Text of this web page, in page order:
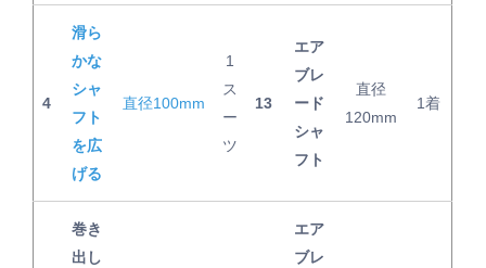
4
滑ら
かな
シャ
フト
を広
げる
直径100mm
1
ス
ー
ツ
13
エア
ブレ
ード
シャ
フト
直径
120mm
1着
巻き
出し
エア
ブレ